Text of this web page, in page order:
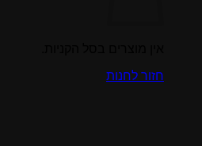
חזור לחנות